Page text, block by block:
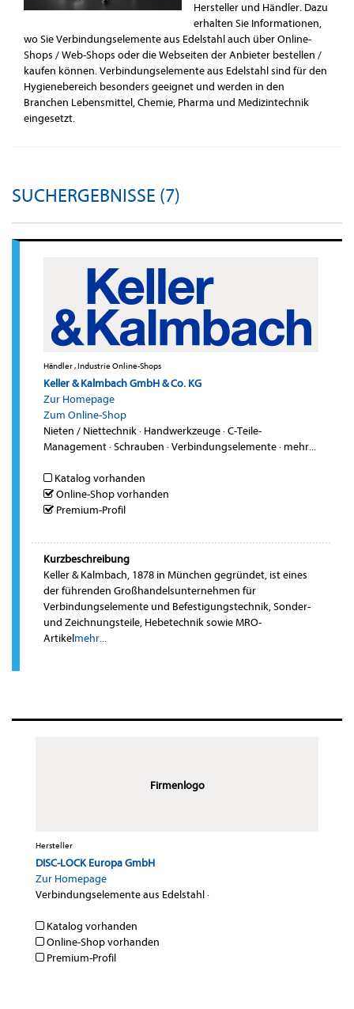
Hersteller und Händler. Dazu
erhalten Sie Informationen,
wo Sie Verbindungselemente aus Edelstahl auch über Online-
Shops / Web-Shops oder die Webseiten der Anbieter bestellen /
kaufen können. Verbindungselemente aus Edelstahl sind für den
Hygienebereich besonders geeignet und werden in den
Branchen Lebensmittel, Chemie, Pharma und Medizintechnik
eingesetzt.
SUCHERGEBNISSE (7)
Händler , Industrie Online-Shops
Keller & Kalmbach GmbH & Co. KG
Zur Homepage
Zum Online-Shop
Nieten / Niettechnik· Handwerkzeuge·C-Teile-
Management·Schrauben ·Verbindungselemente· mehr...
Katalog vorhanden
Online-Shop vorhanden
Premium-Profil
Kurzbeschreibung
Keller & Kalmbach, 1878 in München gegründet, ist eines
der führenden Großhandelsunternehmen für
Verbindungselemente und Befestigungstechnik, Sonder-
und Zeichnungsteile, Hebetechnik sowie MRO-
Artikelmehr...
Firmenlogo
Hersteller
DISC-LOCK Europa GmbH
Zur Homepage
Verbindungselemente aus Edelstahl·
Katalog vorhanden
Online-Shop vorhanden
Premium-Profil